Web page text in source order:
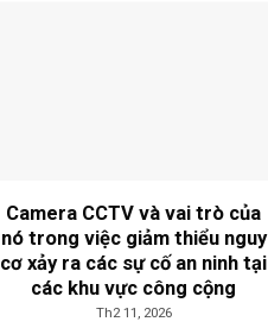
Camera CCTV và vai trò của
nó trong việc giảm thiểu nguy
cơ xảy ra các sự cố an ninh tại
các khu vực công cộng
Th2 11, 2026